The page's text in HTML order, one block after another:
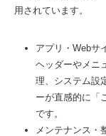
用されています。
アプリ・Webサ
ヘッダーやメニ
理、システム設
ーが直感的に「
です。
メンテナンス・